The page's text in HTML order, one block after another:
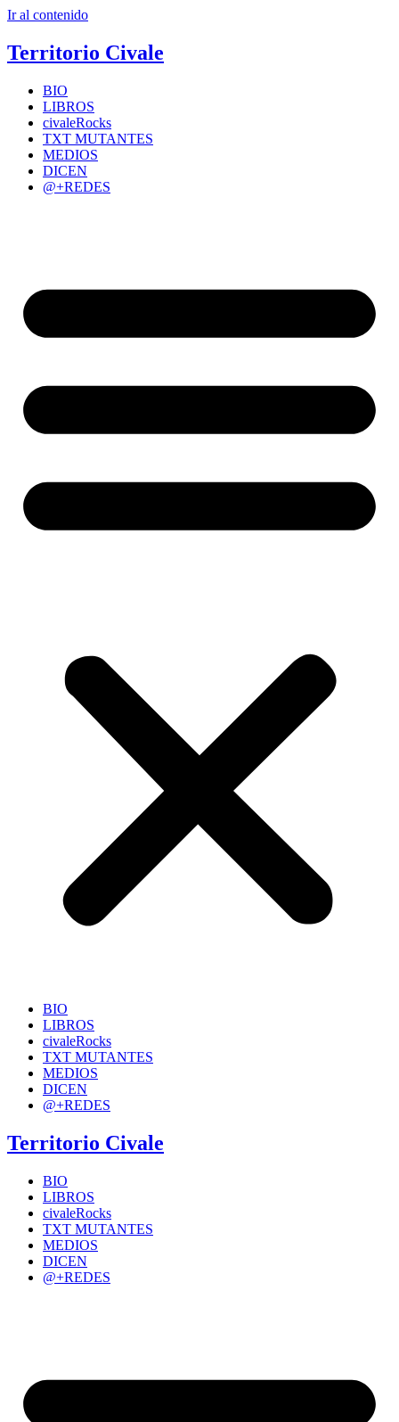
Ir al contenido
Territorio Civale
BIO
LIBROS
civaleRocks
TXT MUTANTES
MEDIOS
DICEN
@+REDES
BIO
LIBROS
civaleRocks
TXT MUTANTES
MEDIOS
DICEN
@+REDES
Territorio Civale
BIO
LIBROS
civaleRocks
TXT MUTANTES
MEDIOS
DICEN
@+REDES